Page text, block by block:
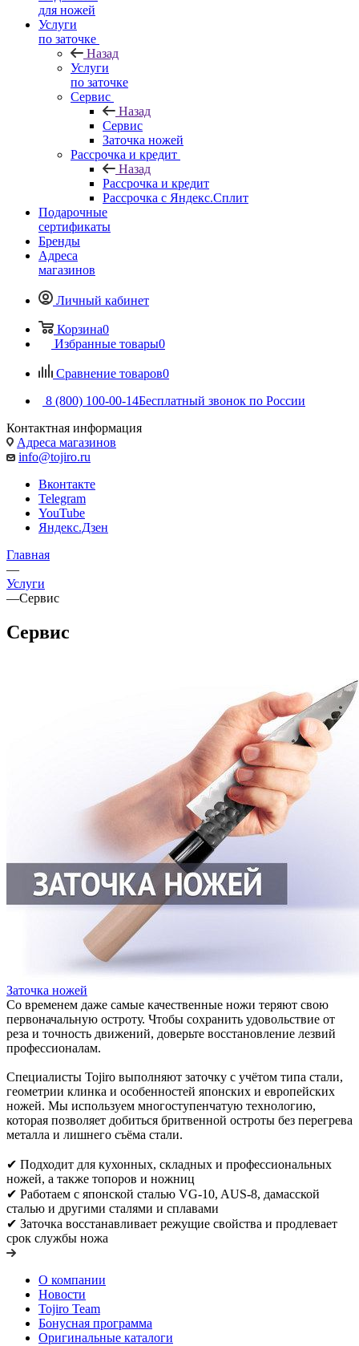
для ножей
Услуги
по заточке
Назад
Услуги
по заточке
Сервис
Назад
Сервис
Заточка ножей
Рассрочка и кредит
Назад
Рассрочка и кредит
Рассрочка с Яндекс.Сплит
Подарочные
сертификаты
Бренды
Адреса
магазинов
Личный кабинет
Корзина0
Избранные товары0
Сравнение товаров0
8 (800) 100-00-14Бесплатный звонок по России
Контактная информация
Адреса магазинов
info@tojiro.ru
Вконтакте
Telegram
YouTube
Яндекс.Дзен
Главная
—
Услуги
—Сервис
Сервис
Заточка ножей
Со временем даже самые качественные ножи теряют свою
первоначальную остроту. Чтобы сохранить удовольствие от
реза и точность движений, доверьте восстановление лезвий
профессионалам.
Специалисты Tojiro выполняют заточку с учётом типа стали,
геометрии клинка и особенностей японских и европейских
ножей. Мы используем многоступенчатую технологию,
которая позволяет добиться бритвенной остроты без перегрева
металла и лишнего съёма стали.
✔ Подходит для кухонных, складных и профессиональных
ножей, а также топоров и ножниц
✔ Работаем с японской сталью VG-10, AUS-8, дамасской
сталью и другими сталями и сплавами
✔ Заточка восстанавливает режущие свойства и продлевает
срок службы ножа
О компании
Новости
Tojiro Team
Бонусная программа
Оригинальные каталоги